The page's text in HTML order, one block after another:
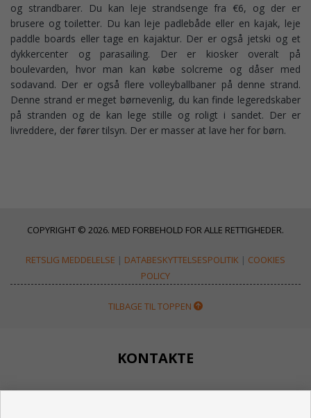
og strandbarer. Du kan leje strandsenge fra €6, og der er
brusere og toiletter. Du kan leje padlebåde eller en kajak, leje
paddle boards eller tage en kajaktur. Der er også jetski og et
dykkercenter og parasailing. Der er kiosker overalt på
boulevarden, hvor man kan købe solcreme og dåser med
sodavand. Der er også flere volleyballbaner på denne strand.
Denne strand er meget børnevenlig, du kan finde legeredskaber
på stranden og de kan lege stille og roligt i sandet. Der er
livreddere, der fører tilsyn. Der er masser at lave her for børn.
COPYRIGHT © 2026. MED FORBEHOLD FOR ALLE RETTIGHEDER.
RETSLIG MEDDELELSE | DATABESKYTTELSESPOLITIK | COOKIES
POLICY
TILBAGE TIL TOPPEN
KONTAKTE